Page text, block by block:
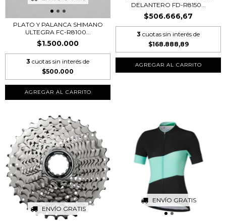
PLATO Y PALANCA SHIMANO
ULTEGRA FC-R8100...
$1.500.000
3 cuotas sin interés de
$500.000
AGREGAR AL CARRITO
DELANTERO FD-R8150...
$506.666,67
3 cuotas sin interés de
$168.888,89
ENVÍO GRATIS
ENVÍO GRATIS